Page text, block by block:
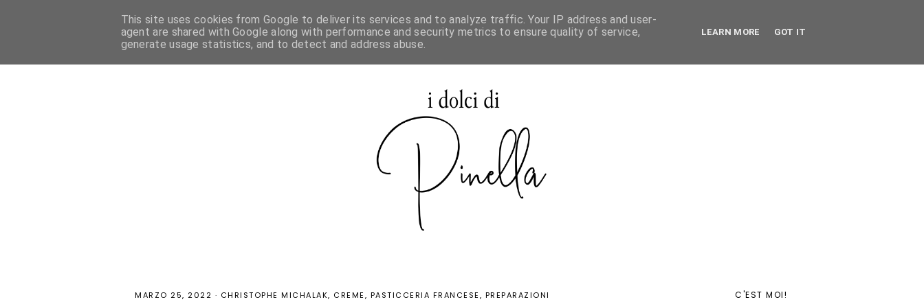
PASTICCERIA FRANCESE PASTICCERIA ITALIANA SPECIALE MAURIZIO SANTIN
MARZO 25, 2022 · CHRISTOPHE MICHALAK CREME PASTICCERIA FRANCESE PREPARAZIONI C'EST MOI!
This site uses cookies from Google to deliver its services and to analyze traffic. Your IP address and user-
agent are shared with Google along with performance and security metrics to ensure quality of service,
generate usage statistics, and to detect and address abuse.
LEARN MORE GOT IT